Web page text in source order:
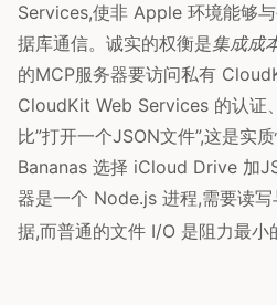
Services,使非 Apple 环境能够
据库通信。诚实的权衡是集成成
的MCP服务器要访问私有
CloudKit Web Services 的认证
比”打开一个JSON文件”,这是实
Bananas 选择 iCloud Drive 加
器是一个 Node.js 进程,需要读
据,而普通的文件 I/O 是阻力最小